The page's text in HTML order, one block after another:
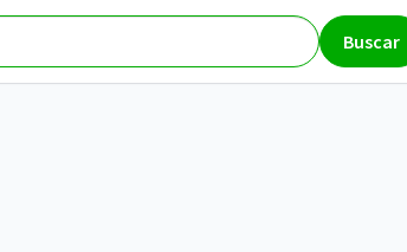
Buscar
AGP NVIDIA QUADRO FX1100 128mb